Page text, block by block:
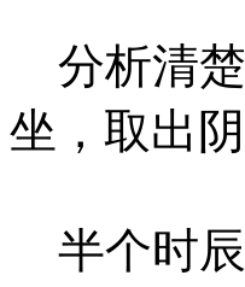
分析清楚
坐，取出
半个时辰